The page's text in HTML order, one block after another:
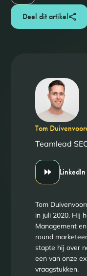
Deel dit artikel
Tom
Teamlead
LinkedIn
Tom
in juli 2020. Hij
Management
round
stapte hij over
een van onze
vraagstukken.